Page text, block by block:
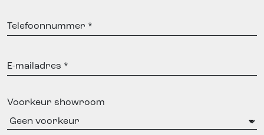
Telefoonnummer
E-
mailadres
Voorkeur showroom